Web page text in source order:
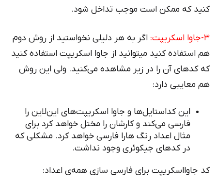
کنید که ممکن است موجب تداخل شود.
3-جاوا اسکریپت:
اگر به هر دلیلی نخواستید از روش دوم
هم استفاده کنید میتوانید از جاوا اسکریپت استفاده کنید
که کدهای آن را در زیر مشاهده می‌کنید. ولی این روش
هم معایبی دارد:
این کداستایل‌ها و جاوا اسکریپت‌های این‌لاین را
فارسی می‌کند و کارشان را مختل خواهد کرد برای
مثال اعداد رنگ هارا فارسی خواهد کرد. مشکلی که
در کدهای جیکوئری وجود نداشت.
کد جاوااسکریپت برای فارسی سازی همه‌ی اعداد: